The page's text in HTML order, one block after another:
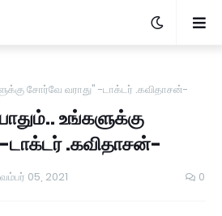
சோர்வே வராது" -டாக்டர் .கவிதாசன்-
உங்களுக்கு
டாக்டர் .கவிதாசன்-
05, 2021 0